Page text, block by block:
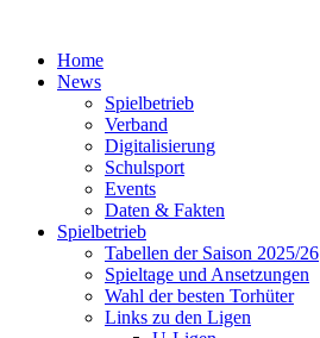
Home
News
Spielbetrieb
Verband
Digitalisierung
Schulsport
Events
Daten & Fakten
Spielbetrieb
Tabellen der Saison 2025/26
Spieltage und Ansetzungen
Wahl der besten Torhüter
Links zu den Ligen